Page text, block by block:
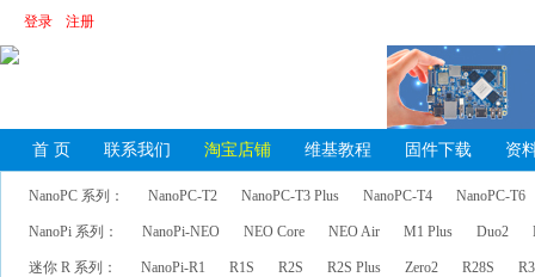
登录 注册
首 页 联系我们 淘宝店铺 维基教程 固件下载 资
NanoPC 系列： NanoPC-T2 NanoPC-T3 Plus NanoPC-T4 NanoPC-T6
NanoPi 系列： NanoPi-NEO NEO Core NEO Air M1 Plus Duo2
迷你 R 系列： NanoPi-R1 R1S R2S R2S Plus Zero2 R28S